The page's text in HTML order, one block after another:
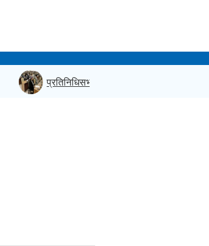
प्रतिनिधिसभाः उठाइएका विषयमा स्पष्ट पार्न